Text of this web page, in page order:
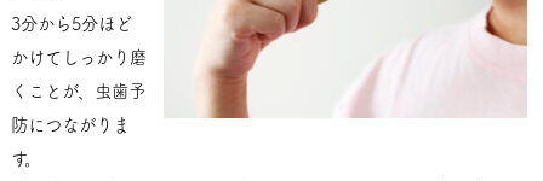
3分から5分ほど
かけてしっかり磨
くことが、虫歯予
防につながりま
す。